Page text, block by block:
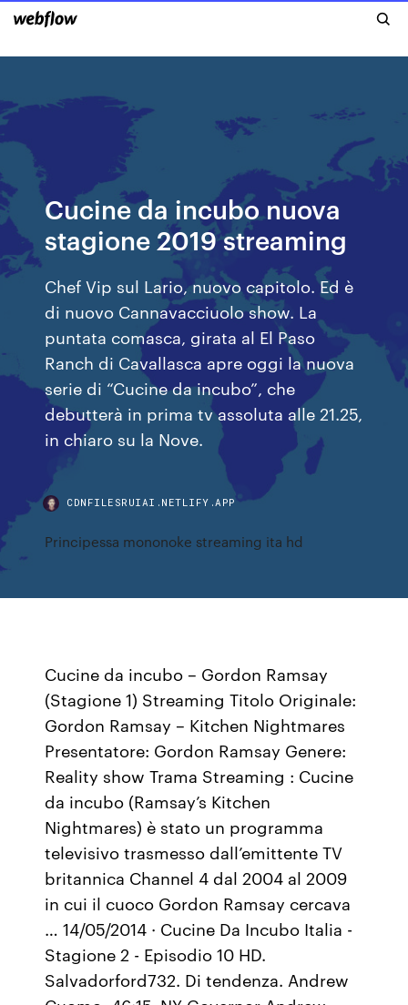
Cucine da incubo nuova
stagione 2019 streaming
Chef Vip sul Lario, nuovo capitolo. Ed è
di nuovo Cannavacciuolo show. La
puntata comasca, girata al El Paso
Ranch di Cavallasca apre oggi la nuova
serie di “Cucine da incubo”, che
debutterà in prima tv assoluta alle 21.25,
in chiaro su la Nove.
CDNFILESRUIAI.NETLIFY.APP
Principessa mononoke streaming ita hd
Cucine da incubo – Gordon Ramsay
(Stagione 1) Streaming Titolo Originale:
Gordon Ramsay – Kitchen Nightmares
Presentatore: Gordon Ramsay Genere:
Reality show Trama Streaming : Cucine
da incubo (Ramsay’s Kitchen
Nightmares) è stato un programma
televisivo trasmesso dall’emittente TV
britannica Channel 4 dal 2004 al 2009
in cui il cuoco Gordon Ramsay cercava
… 14/05/2014 · Cucine Da Incubo Italia -
Stagione 2 - Episodio 10 HD.
Salvadorford732. Di tendenza. Andrew